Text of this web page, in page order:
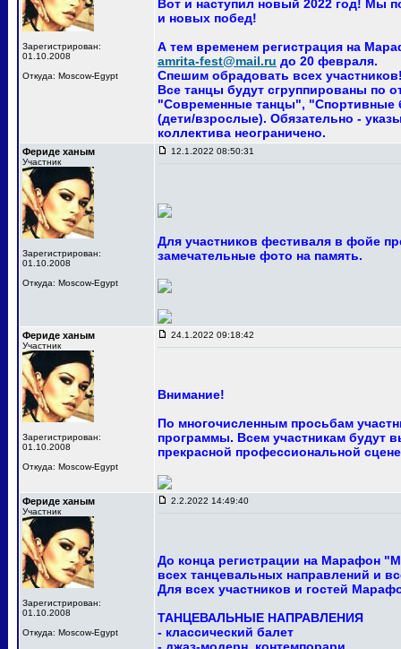
Зарегистрирован:
01.10.2008
Откуда: Moscow-Egypt
Вот и наступил новый 2022 год! Мы
и новых побед!
А тем временем регистрация на
amrita-fest@mail.ru до 20 февраля.
Спешим обрадовать всех
Все танцы будут сгруппированы по
"Современные танцы", "Спортивные
(дети/взрослые). Обязательно -
коллектива неограничено.
Фериде ханым
Участник
Зарегистрирован:
01.10.2008
Откуда: Moscow-Egypt
12.1.2022 08:50:31
Для участников фестиваля в фойе
замечательные фото на память.
Фериде ханым
Участник
Зарегистрирован:
01.10.2008
Откуда: Moscow-Egypt
24.1.2022 09:18:42
Внимание!
По многочисленным просьбам
программы. Всем участникам будут
прекрасной профессиональной
Фериде ханым
Участник
Зарегистрирован:
01.10.2008
Откуда: Moscow-Egypt
2.2.2022 14:49:40
До конца регистрации на Марафон
всех танцевальных направлений и
Для всех участников и гостей
ТАНЦЕВАЛЬНЫЕ НАПРАВЛЕНИЯ
- классический балет